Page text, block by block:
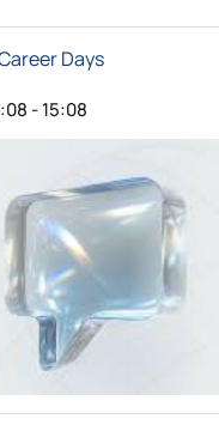
Days
- 15:08